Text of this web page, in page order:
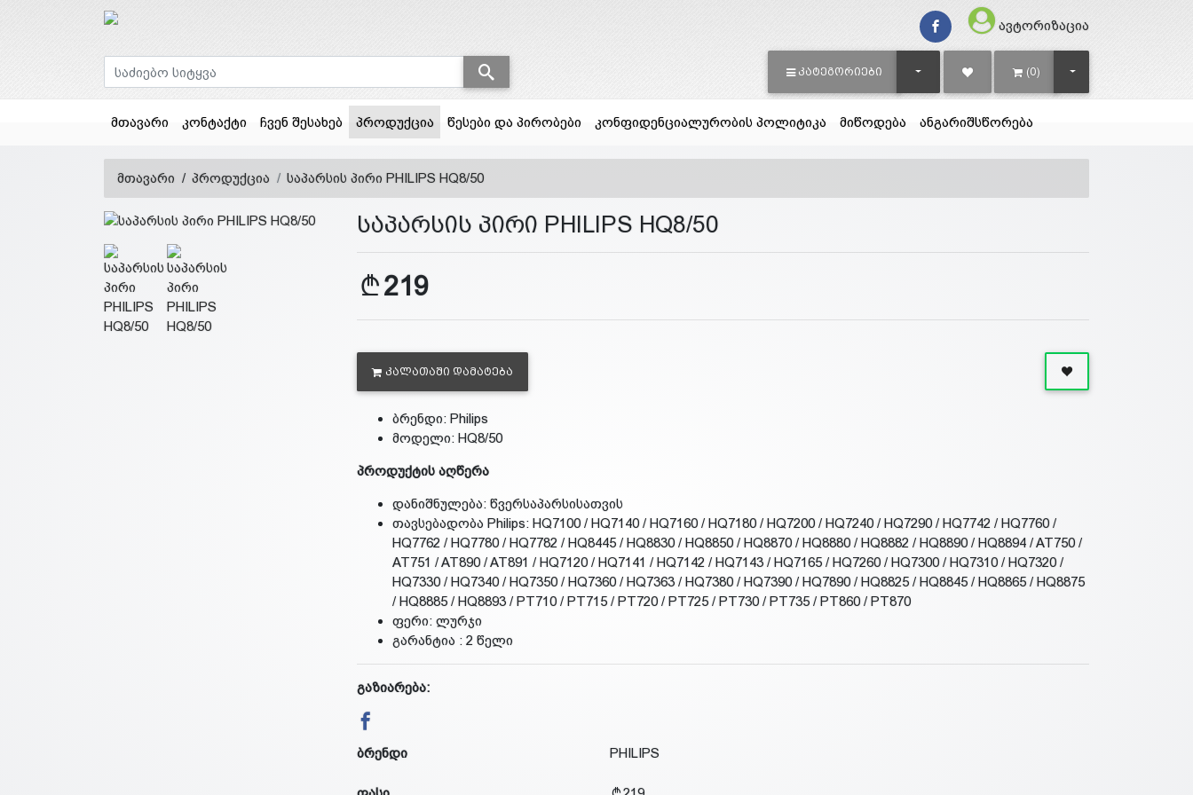
ავტორიზაცია
ᲙᲐᲢᲔᲒᲝᲠᲘᲔᲑᲘ TOGGLE DROPDOWN(0) TOGGLE DROPDOWN
მთავარი კონტაქტი ჩვენ შესახებ პროდუქცია(current)
წესები და პირობები კონფიდენციალურობის პოლიტიკა მიწოდება ანგარიშსწორება
მთავარი პროდუქცია საპარსის პირი PHILIPS HQ8/50
საპარსის პირი PHILIPS HQ8/50
219
ᲙᲐᲚᲐᲗᲐᲨᲘ ᲓᲐᲛᲐᲢᲔᲑᲐ
ბრენდი: Philips
მოდელი: HQ8/50
პროდუქტის აღწერა
დანიშნულება: წვერსაპარსისათვის
თავსებადობა Philips: HQ7100 / HQ7140 / HQ7160 / HQ7180 / HQ7200 / HQ7240 / HQ7290 / HQ7742 / HQ7760 /
HQ7762 / HQ7780 / HQ7782 / HQ8445 / HQ8830 / HQ8850 / HQ8870 / HQ8880 / HQ8882 / HQ8890 / HQ8894 / AT750 /
AT751 / AT890 / AT891 / HQ7120 / HQ7141 / HQ7142 / HQ7143 / HQ7165 / HQ7260 / HQ7300 / HQ7310 / HQ7320 /
HQ7330 / HQ7340 / HQ7350 / HQ7360 / HQ7363 / HQ7380 / HQ7390 / HQ7890 / HQ8825 / HQ8845 / HQ8865 / HQ8875
/ HQ8885 / HQ8893 / PT710 / PT715 / PT720 / PT725 / PT730 / PT735 / PT860 / PT870
ფერი: ლურჯი
გარანტია : 2 წელი
გაზიარება:
ბრენდი PHILIPS